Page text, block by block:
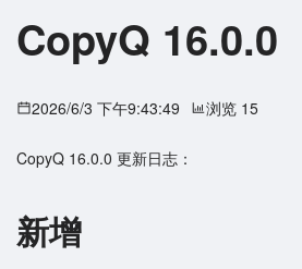
CopyQ 16.0.0
2026/6/3 下午9:43:49 浏览 15
CopyQ 16.0.0 更新日志：
新增